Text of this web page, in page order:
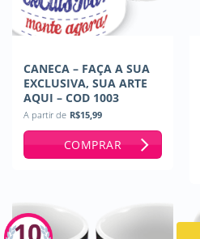
CANECA – FAÇA A SUA
EXCLUSIVA, SUA ARTE
AQUI – COD 1003
A partir de R$15,99
COMPRAR